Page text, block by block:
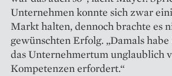
Unternehmen konnte sich zwar
Markt halten, dennoch brachte es
gewünschten Erfolg. „Damals
das Unternehmertum unglaublich
Kompetenzen erfordert.“